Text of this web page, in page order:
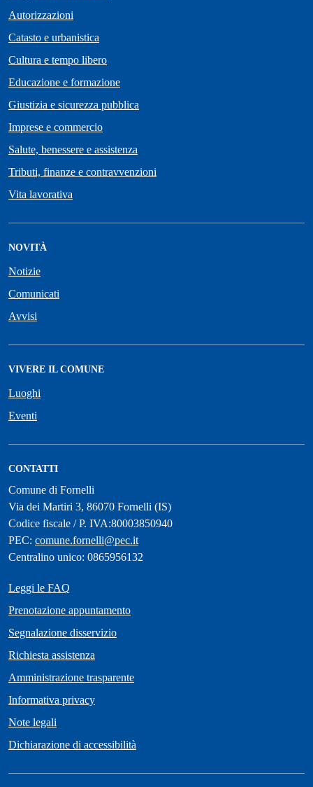
Autorizzazioni
Catasto e urbanistica
Cultura e tempo libero
Educazione e formazione
Giustizia e sicurezza pubblica
Imprese e commercio
Salute, benessere e assistenza
Tributi, finanze e contravvenzioni
Vita lavorativa
NOVITÀ
Notizie
Comunicati
Avvisi
VIVERE IL COMUNE
Luoghi
Eventi
CONTATTI
Comune di Fornelli
Via dei Martiri 3, 86070 Fornelli (IS)
Codice fiscale / P. IVA:80003850940
PEC: comune.fornelli@pec.it
Centralino unico: 0865956132
Leggi le FAQ
Prenotazione appuntamento
Segnalazione disservizio
Richiesta assistenza
Amministrazione trasparente
Informativa privacy
Note legali
Dichiarazione di accessibilità